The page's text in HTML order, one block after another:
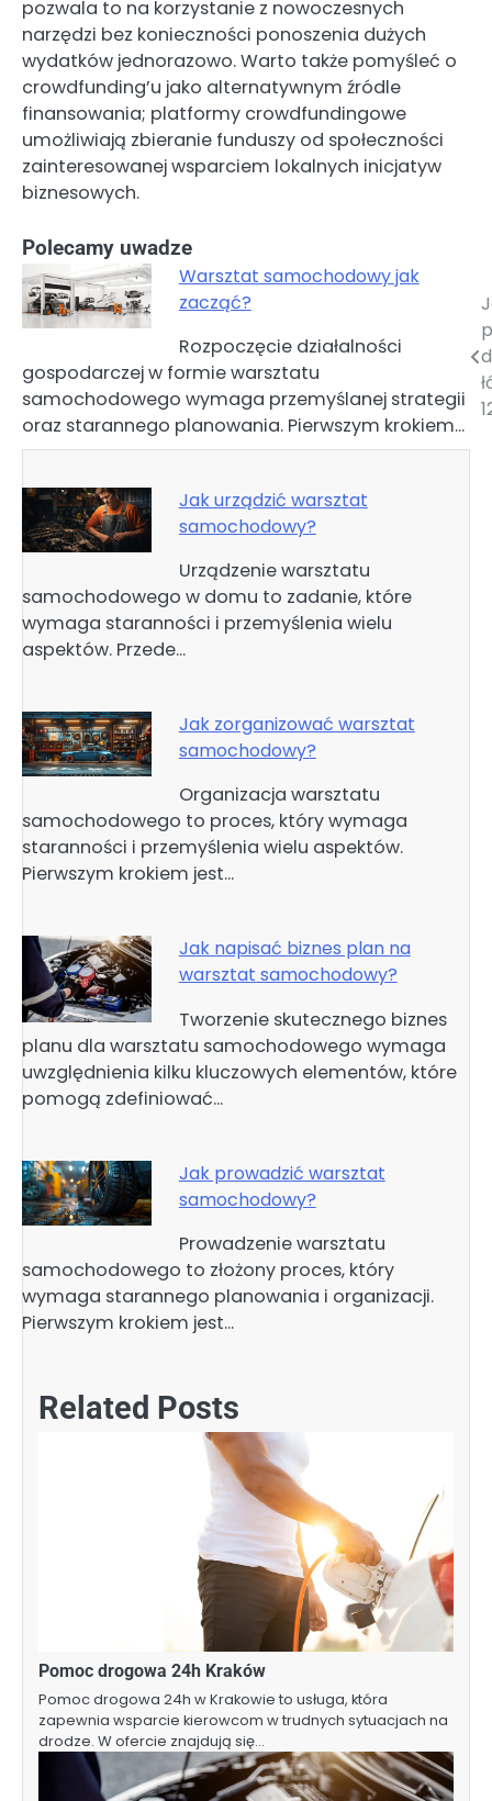
pozwala to na korzystanie z nowoczesnych
narzędzi bez konieczności ponoszenia dużych
wydatków jednorazowo. Warto także pomyśleć o
crowdfunding’u jako alternatywnym źródle
finansowania; platformy crowdfundingowe
umożliwiają zbieranie funduszy od społeczności
zainteresowanej wsparciem lokalnych inicjatyw
biznesowych.
Polecamy uwadze
Warsztat samochodowy jak
zacząć?
Rozpoczęcie działalności
gospodarczej w formie warsztatu
samochodowego wymaga przemyślanej strategii
oraz starannego planowania. Pierwszym krokiem…
Jak urządzić warsztat
samochodowy?
Urządzenie warsztatu
samochodowego w domu to zadanie, które
wymaga staranności i przemyślenia wielu
aspektów. Przede…
Jak zorganizować warsztat
samochodowy?
Organizacja warsztatu
samochodowego to proces, który wymaga
staranności i przemyślenia wielu aspektów.
Pierwszym krokiem jest…
Jak napisać biznes plan na
warsztat samochodowy?
Tworzenie skutecznego biznes
planu dla warsztatu samochodowego wymaga
uwzględnienia kilku kluczowych elementów, które
pomogą zdefiniować…
Jak prowadzić warsztat
samochodowy?
Prowadzenie warsztatu
samochodowego to złożony proces, który
wymaga starannego planowania i organizacji.
Pierwszym krokiem jest…
Nawigacja
Related Posts
Pomoc drogowa 24h Kraków
Pomoc drogowa 24h w Krakowie to usługa, która
zapewnia wsparcie kierowcom w trudnych sytuacjach na
drodze. W ofercie znajdują się…